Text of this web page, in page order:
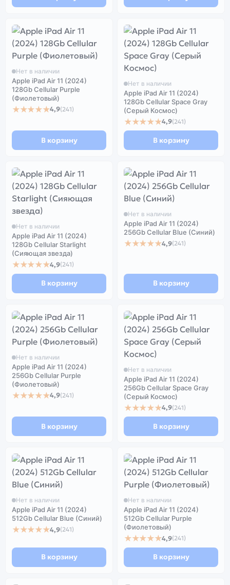
Нет в наличии
Apple iPad Air 11 (2024)
128Gb Cellular Purple
(Фиолетовый)
★★★★★4,9(241)
В корзину
Нет в наличии
Apple iPad Air 11 (2024)
128Gb Cellular Space Gray
(Серый Космос)
★★★★★4,9(241)
В корзину
Нет в наличии
Apple iPad Air 11 (2024)
128Gb Cellular Starlight
(Сияющая звезда)
★★★★★4,9(241)
В корзину
Нет в наличии
Apple iPad Air 11 (2024)
256Gb Cellular Blue (Синий)
★★★★★4,9(241)
В корзину
Нет в наличии
Apple iPad Air 11 (2024)
256Gb Cellular Purple
(Фиолетовый)
★★★★★4,9(241)
В корзину
Нет в наличии
Apple iPad Air 11 (2024)
256Gb Cellular Space Gray
(Серый Космос)
★★★★★4,9(241)
В корзину
Нет в наличии
Apple iPad Air 11 (2024)
512Gb Cellular Blue (Синий)
★★★★★4,9(241)
В корзину
Нет в наличии
Apple iPad Air 11 (2024)
512Gb Cellular Purple
(Фиолетовый)
★★★★★4,9(241)
В корзину